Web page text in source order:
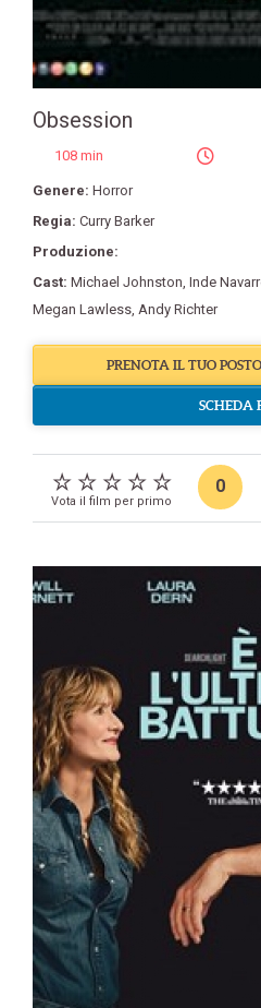
Obsession
108 min
Genere: Horror
Regia: Curry Barker
Produzione:
Cast: Michael Johnston, Inde
Megan Lawless, Andy Richter
PRENOTA IL TUO
SCHEDA
Vota il film per primo
0